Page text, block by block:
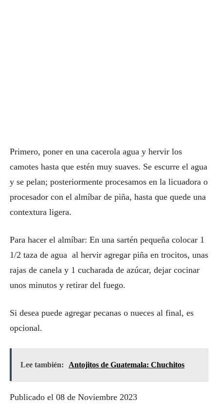
Primero, poner en una cacerola agua y hervir los
camotes hasta que estén muy suaves. Se escurre el agua
y se pelan; posteriormente procesamos en la licuadora o
procesador con el almíbar de piña, hasta que quede una
contextura ligera.
Para hacer el almíbar: En una sartén pequeña colocar 1
1/2 taza de agua al hervir agregar piña en trocitos, unas
rajas de canela y 1 cucharada de azúcar, dejar cocinar
unos minutos y retirar del fuego.
Si desea puede agregar pecanas o nueces al final, es
opcional.
Lee también: Antojitos de Guatemala: Chuchitos
Publicado el 08 de Noviembre 2023